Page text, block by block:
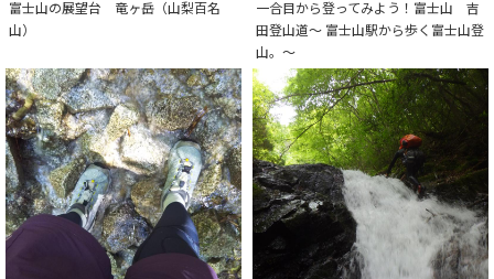
富士山の展望台 竜ヶ岳（山梨百名
山）
一合目から登ってみよう！富士山 吉
田登山道～ 富士山駅から歩く富士山登
山。～